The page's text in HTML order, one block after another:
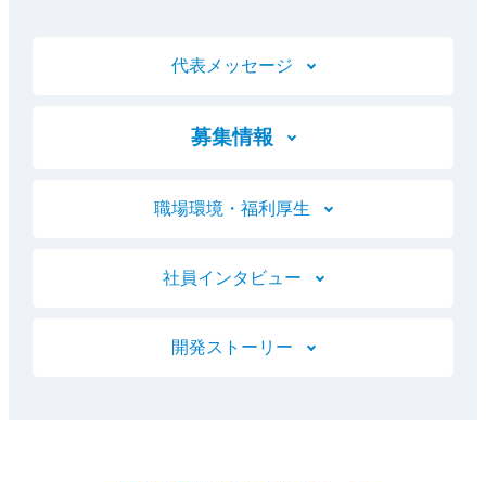
代表メッセージ
募集情報
職場環境・福利厚生
社員インタビュー
開発ストーリー